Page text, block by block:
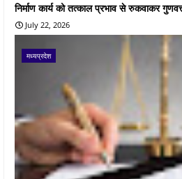
निर्माण कार्य को तत्काल प्रभाव से रुकवाकर
July 22, 2026
मध्यप्रदेश